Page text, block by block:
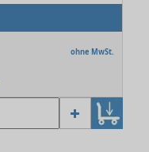
ohne MwSt.